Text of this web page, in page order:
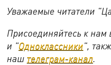
Уважаемые читатели
Присоединяйтесь к нам
и "Одноклассники",
наш телеграм-канал.